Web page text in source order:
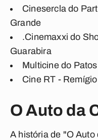
Cinesercla do
Grande
.Cinemaxxi do
Guarabira
Multicine do
Cine RT - Remígio
O Auto da
A história de "O